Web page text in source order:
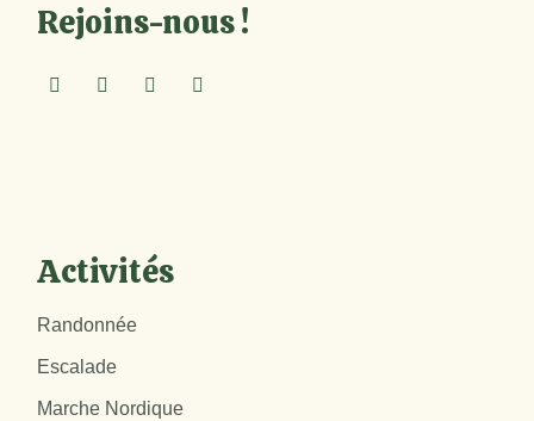
Rejoins-nous !
Activités
Randonnée
Escalade
Marche Nordique